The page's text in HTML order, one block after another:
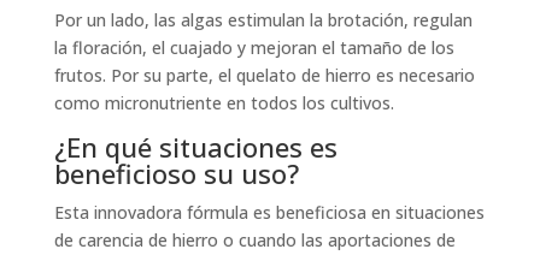
Por un lado, las algas estimulan la brotación, regulan
la floración, el cuajado y mejoran el tamaño de los
frutos. Por su parte, el quelato de hierro es necesario
como micronutriente en todos los cultivos.
¿En qué situaciones es
beneficioso su uso?
Esta innovadora fórmula es beneficiosa en situaciones
de carencia de hierro o cuando las aportaciones de